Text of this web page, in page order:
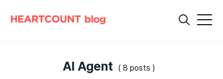
AI Agent ( 8 posts )